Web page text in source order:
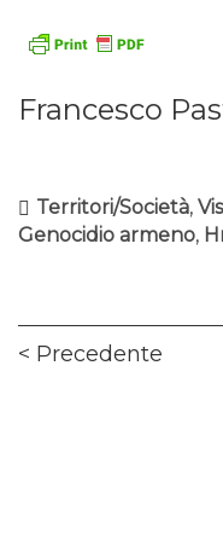
Francesco
Territori/Società,
Genocidio armeno,
Navigazione
Precedente